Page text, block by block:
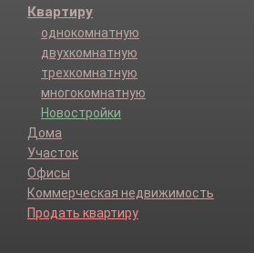
Квартиру
однокомнатную
двухкомнатную
трехкомнатную
многокомнатную
Новостройки
Дома
Участок
Офисы
Коммерческая недвижимость
Продать квартиру